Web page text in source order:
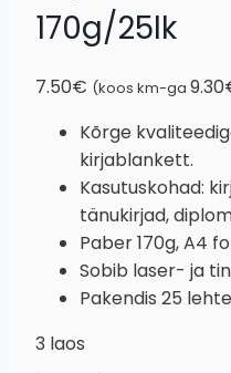
170g/25lk
7.50€ (koos km-ga 9.30
Kõrge
kirjablankett.
Kasutuskohad:
tänukirjad,
Paber 170g, A4
Sobib laser- ja
Pakendis 25
3 laos